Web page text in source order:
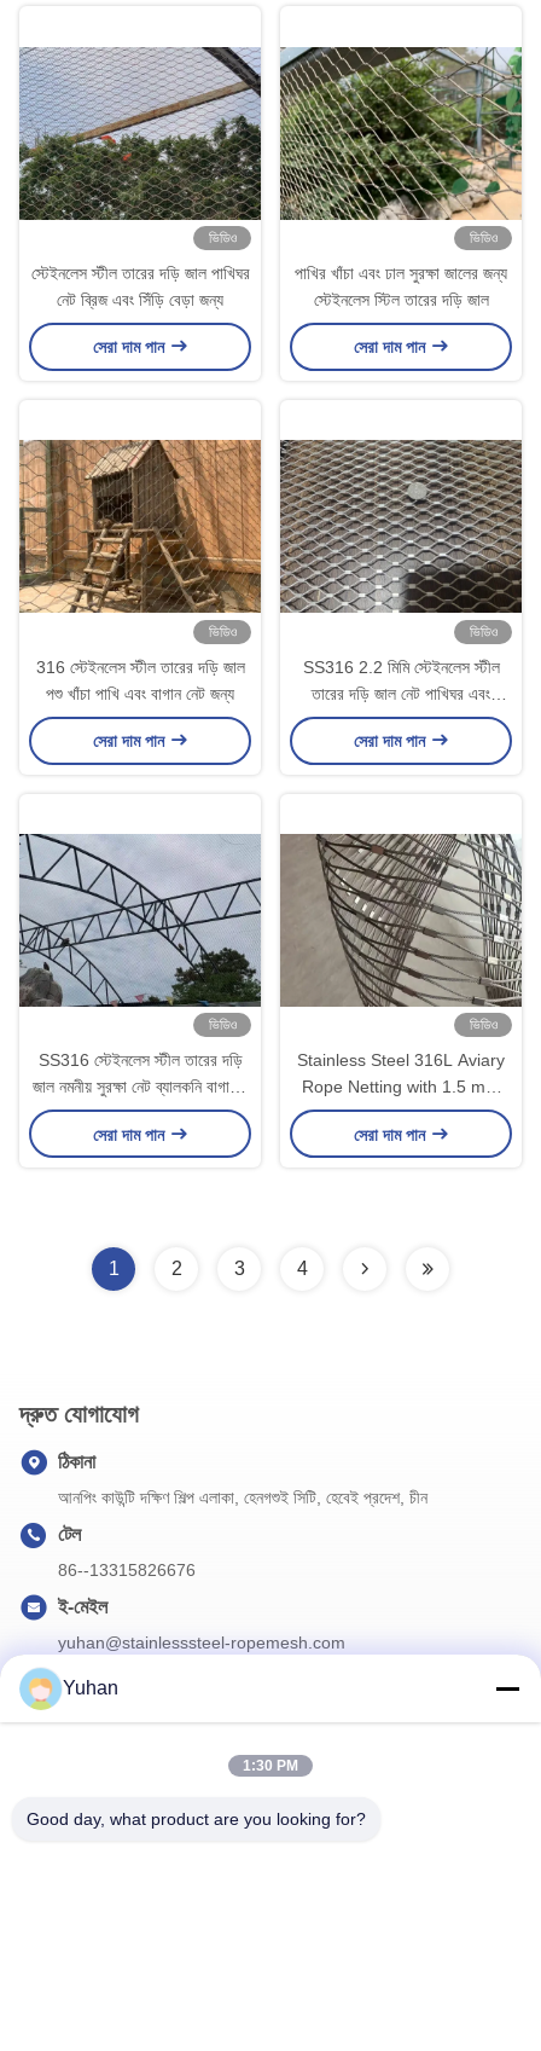
ভিডিও
স্টেইনলেস স্টীল তারের দড়ি জাল পাখিঘর
নেট ব্রিজ এবং সিঁড়ি বেড়া জন্য
সেরা দাম পান
ভিডিও
পাখির খাঁচা এবং ঢাল সুরক্ষা জালের জন্য
স্টেইনলেস স্টিল তারের দড়ি জাল
সেরা দাম পান
ভিডিও
316 স্টেইনলেস স্টীল তারের দড়ি জাল
পশু খাঁচা পাখি এবং বাগান নেট জন্য
সেরা দাম পান
ভিডিও
SS316 2.2 মিমি স্টেইনলেস স্টীল
তারের দড়ি জাল নেট পাখিঘর এবং
ব্যালকনি নেট জন্য
সেরা দাম পান
ভিডিও
SS316 স্টেইনলেস স্টীল তারের দড়ি
জাল নমনীয় সুরক্ষা নেট ব্যালকনি বাগানের
জন্য
সেরা দাম পান
ভিডিও
Stainless Steel 316L Aviary
Rope Netting with 1.5 mm
Wire Diameter and
30mm*30mm Mesh Size for
সেরা দাম পান
1 2 3 4
দ্রুত যোগাযোগ
ঠিকানা
আনপিং কাউন্টি দক্ষিণ শিল্প এলাকা, হেনগশুই সিটি, হেবেই প্রদেশ, চীন
টেল
86--13315826676
ই-মেইল
yuhan@stainlesssteel-ropemesh.com
ডিসকাউন্ট এবং আরো জন্য আমাদের নিউজলেটার সদস্যতা.
Yuhan
1:30 PM
Good day, what product are you looking for?